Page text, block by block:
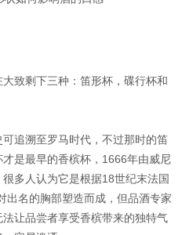
致剩下三种：笛形杯，碟行杯和
追溯至罗马时代，不过那时的笛
是最早的香槟杯，1666年由威尼
多人认为它是根据18世纪末法国
出名的胸部塑造而成，但品酒专家
让品尝者享受香槟带来的独特气